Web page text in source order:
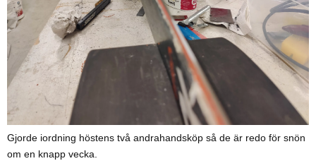
Gjorde iordning höstens två andrahandsköp så de är redo för snön
om en knapp vecka.